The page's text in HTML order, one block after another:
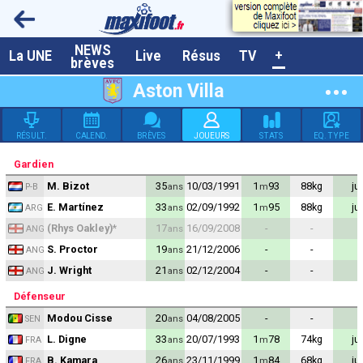
La UNE NEWS
brèves Live Résus TV +
Aston Villa
RÉSULT. CALEND. BRÈVES JOUEURS STATS EQ. TYPE
Gardien
P-B M. Bizot 35ans 10/03/1991 1 m93 88kg
ARG E. Martínez 33ans 02/09/1992 1 m95 88kg
ANG (Rhys Oakley)* 17ans 16/09/2008 - -
ANG S. Proctor 19ans 21/12/2006 - -
ANG J. Wright 21 ans 02/12/2004 - -
Défenseur
SEN Modou Cisse 20ans 04/08/2005 - -
FRA L. Digne 33ans 20/07/1993 1 m78 74kg
B. Kamara 26ans 23/11/1999 1 m84 68kg
A la UNE
Dernières brèves
Live / Matchs en direct
Résultats et Classements
Class. buteurs européens
Programme TV foot
Vidéos
Tableau transferts L1
Taille de la police